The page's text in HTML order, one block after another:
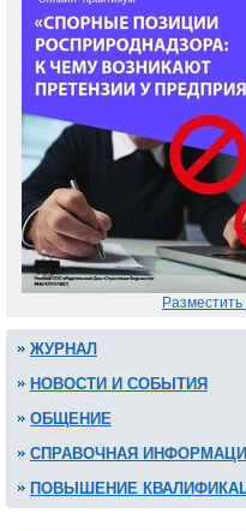
ЖУРНАЛ
НОВОСТИ И СОБЫТИЯ
ОБЩЕНИЕ
СПРАВОЧНАЯ
ПОВЫШЕНИЕ